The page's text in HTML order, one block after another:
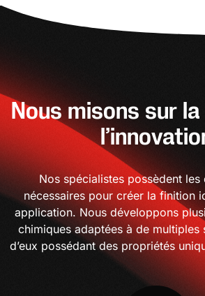
Nous misons sur
Nos spécialistes possèdent les
nécessaires pour créer la finition
application. Nous développons
chimiques adaptées à de multiples
d’eux possédant des propriétés